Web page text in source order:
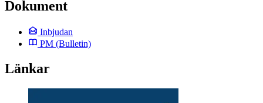
Dokument
Inbjudan
PM (Bulletin)
Länkar